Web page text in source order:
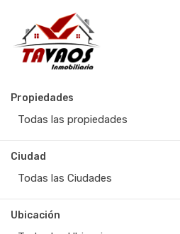
Propiedades
Todas las propiedades
Ciudad
Todas las Ciudades
Ubicación